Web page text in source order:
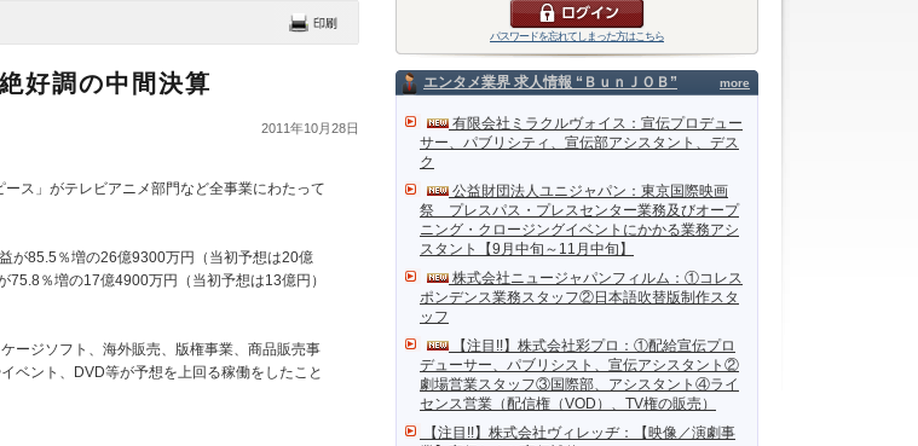
パスワードを忘れてしまった方はこちら
more
エンタメ業界 求人情報 “ＢｕｎＪＯＢ”
有限会社ミラクルヴォイス：宣伝プロデュー
サー、パブリシティ、宣伝部アシスタント、デス
ク
公益財団法人ユニジャパン：東京国際映画
祭 プレスパス・プレスセンター業務及びオープ
ニング・クロージングイベントにかかる業務アシ
スタント【9月中旬～11月中旬】
株式会社ニュージャパンフィルム：①コレス
ポンデンス業務スタッフ②日本語吹替版制作スタ
ッフ
【注目!!】株式会社彩プロ：①配給宣伝プロ
デューサー、パブリシスト、宣伝アシスタント②
劇場営業スタッフ③国際部、アシスタント④ライ
センス営業（配信権（VOD）、TV権の販売）
【注目!!】株式会社ヴィレッヂ：【映像／演劇事
好調の中間決算
2011年10月28日
ス」がテレビアニメ部門など全事業にわたって
が85.5％増の26億9300万円（当初予想は20億
％増の17億4900万円（当初予想は13億円）
ージソフト、海外販売、版権事業、商品販売事
ベント、DVD等が予想を上回る稼働をしたこと